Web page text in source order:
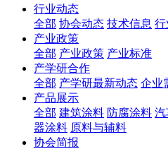
行业动态
全部 协会动态 技术信息 行
产业政策
全部 产业政策 产业标准
产学研合作
全部 产学研最新动态 企业
产品展示
全部 建筑涂料 防腐涂料 汽
器涂料 原料与辅料
协会简报